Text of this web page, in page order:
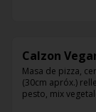
Calzon
Masa de pizza,
(30cm apróx.)
pesto, mix